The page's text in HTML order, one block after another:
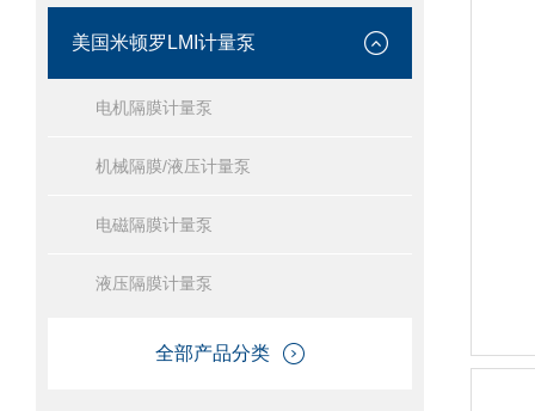
美国米顿罗LMI计量泵
电机隔膜计量泵
机械隔膜/液压计量泵
电磁隔膜计量泵
液压隔膜计量泵
全部产品分类